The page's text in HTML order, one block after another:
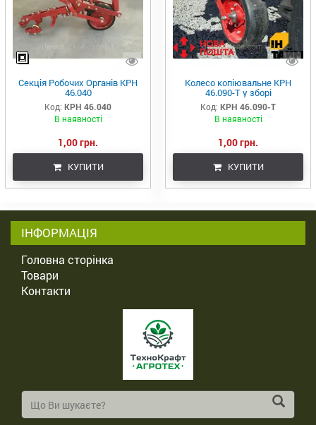
Секція Робочих Органів КРН
46.040
Код: КРН 46.040
В наявності
1,00 грн.
КУПИТИ
Колесо копіювальне КРН
46.090-Т у зборі
Код: КРН 46.090-Т
В наявності
1,00 грн.
КУПИТИ
ІНФОРМАЦІЯ
Головна сторінка
Товари
Контакти